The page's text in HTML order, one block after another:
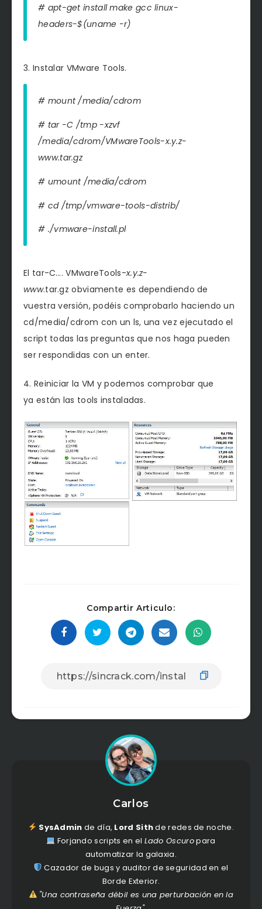
# apt-get install make gcc linux-
headers-$(uname -r)
3. Instalar VMware Tools.
# mount /media/cdrom
# tar -C /tmp -xzvf
/media/cdrom/VMwareTools-x.y.z-
www.tar.gz
# umount /media/cdrom
# cd /tmp/vmware-tools-distrib/
# ./vmware-install.pl
El tar-C…. VMwareTools-x.y.z-
www.tar.gz obviamente es dependiendo de
vuestra versión, podéis comprobarlo haciendo un
cd/media/cdrom con un ls, una vez ejecutado el
script todas las preguntas que nos haga pueden
ser respondidas con un enter.
4. Reiniciar la VM y podemos comprobar que
ya están las tools instaladas.
Compartir Articulo:
Carlos
SysAdmin de día, Lord Sithde redes de noche.
Forjando scripts en el Lado Oscuropara
automatizar la galaxia.
Cazador de bugs y auditor de seguridad en el
Borde Exterior.
"Una contraseña débil es una perturbación en la